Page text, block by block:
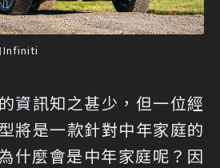
Infiniti
資訊知之甚少，但一位經
將是一款針對中年家庭的
什麼會是中年家庭呢？因